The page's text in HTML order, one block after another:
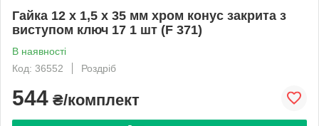
Гайка 12 х 1,5 х 35 мм хром конус закрита з
виступом ключ 17 1 шт (F 371)
В наявності
Код: 36552
Роздріб
544 ₴/комплект